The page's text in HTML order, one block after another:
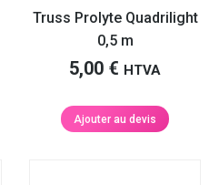
Truss Prolyte Quadrilight
0,5 m
5,00 € HTVA
Ajouter au devis